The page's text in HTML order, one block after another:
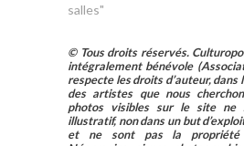
salles"
© Tous droits réservés.
intégralement bénévole
respecte les droits d’auteur,
des artistes que nous
photos visibles sur le site ne
illustratif, non dans un but
et ne sont pas la propriété